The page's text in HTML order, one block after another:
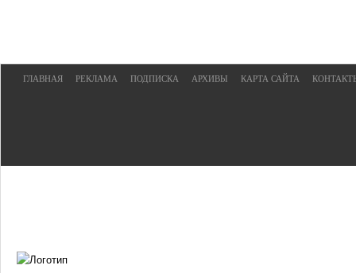
ГЛАВНАЯ РЕКЛАМА ПОДПИСКА АРХИВЫ КАРТА САЙТА